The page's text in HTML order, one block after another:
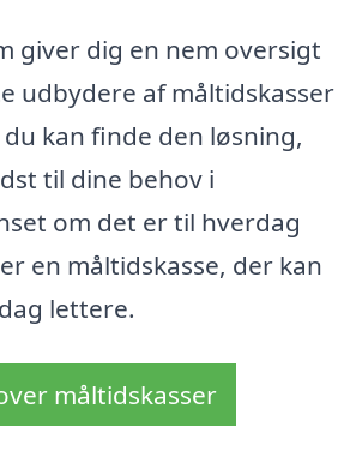
giver dig en nem oversigt
udbydere af måltidskasser
kan finde den løsning,
til dine behov i
om det er til hverdag
en måltidskasse, der kan
lettere.
måltidskasser